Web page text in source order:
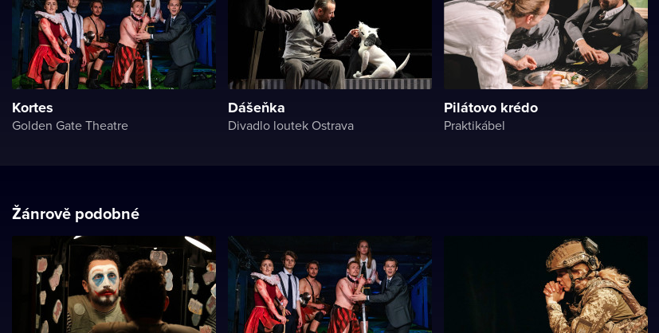
Kortes
Golden Gate Theatre
Dášeňka
Divadlo loutek Ostrava
Pilátovo krédo
Praktikábel
Žánrově podobné